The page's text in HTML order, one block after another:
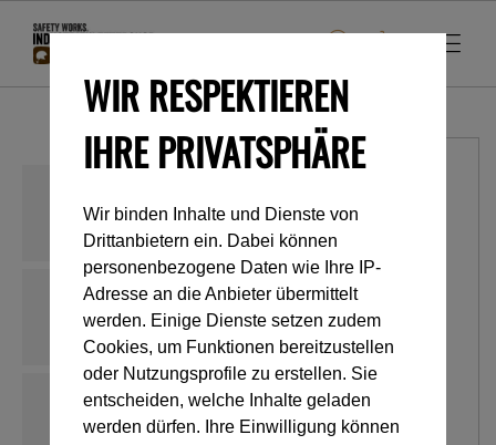
WIR RESPEKTIEREN
IHRE PRIVATSPHÄRE
Wir binden Inhalte und Dienste von
Drittanbietern ein. Dabei können
personenbezogene Daten wie Ihre IP-
Adresse an die Anbieter übermittelt
werden. Einige Dienste setzen zudem
Cookies, um Funktionen bereitzustellen
oder Nutzungsprofile zu erstellen. Sie
entscheiden, welche Inhalte geladen
werden dürfen. Ihre Einwilligung können